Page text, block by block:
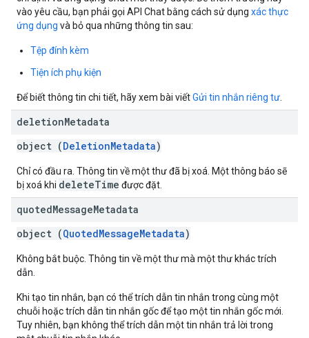
vào yêu cầu, bạn phải gọi API Chat bằng cách sử dụng xác thực
ứng dụng và bỏ qua những thông tin sau:
Tệp đính kèm
Tiện ích phụ kiện
Để biết thông tin chi tiết, hãy xem bài viếtGửi tin nhắn riêng tư
deletionMetadata
object (DeletionMetadata)
Chỉ có đầu ra. Thông tin về một thư đã bị xoá. Một thông báo sẽ
bị xoá khi deleteTime được đặt.
quotedMessageMetadata
object (QuotedMessageMetadata)
Không bắt buộc. Thông tin về một thư mà một thư khác trích
dẫn.
Khi tạo tin nhắn, bạn có thể trích dẫn tin nhắn trong cùng một
chuỗi hoặc trích dẫn tin nhắn gốc để tạo một tin nhắn gốc mới.
Tuy nhiên, bạn không thể trích dẫn một tin nhắn trả lời trong